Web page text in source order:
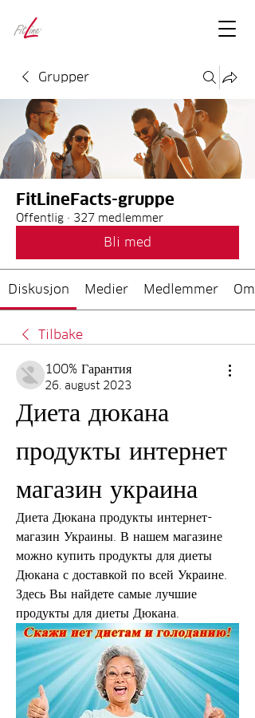
Grupper
FitLineFacts-gruppe
Offentlig · 327 medlemmer
Bli med
Diskusjon Medier Medlemmer Om
Tilbake
100% Гарантия
26. august 2023
Диета дюкана
продукты интернет
магазин украина
Диета Дюкана продукты интернет-
магазин Украины. В нашем магазине
можно купить продукты для диеты
Дюкана с доставкой по всей Украине.
Здесь Вы найдете самые лучшие
продукты для диеты Дюкана.